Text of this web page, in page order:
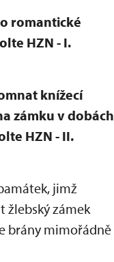
romantické
HZN - I.
knížecí
zámku v dobách
HZN - II.
jimž
zámek
brány mimořádně